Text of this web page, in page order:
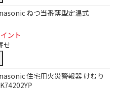
ねつ当番薄型定温式
ント
せ
住宅用火災警報器 けむり
り込む
む